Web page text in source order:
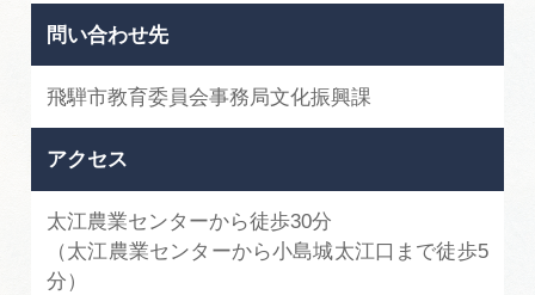
問い合わせ先
飛騨市教育委員会事務局文化振興課
アクセス
太江農業センターから徒歩30分
（太江農業センターから小島城太江口まで徒歩5
分）